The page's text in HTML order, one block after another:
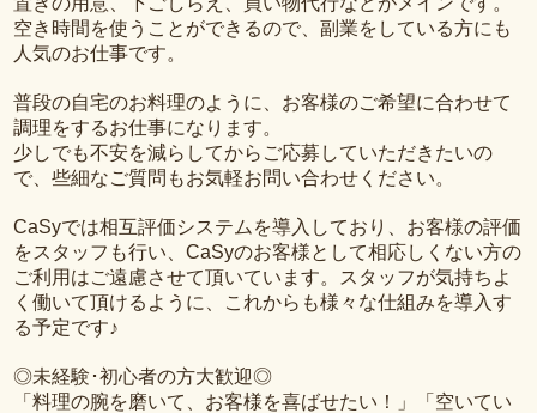
空き時間を使うことができるので、副業をしている方にも
人気のお仕事です。
普段の自宅のお料理のように、お客様のご希望に合わせて
調理をするお仕事になります。
少しでも不安を減らしてからご応募していただきたいの
で、些細なご質問もお気軽お問い合わせください。
CaSyでは相互評価システムを導入しており、お客様の評価
をスタッフも行い、CaSyのお客様として相応しくない方の
ご利用はご遠慮させて頂いています。スタッフが気持ちよ
く働いて頂けるように、これからも様々な仕組みを導入す
る予定です♪
◎未経験･初心者の方大歓迎◎
「料理の腕を磨いて、お客様を喜ばせたい！」「空いてい